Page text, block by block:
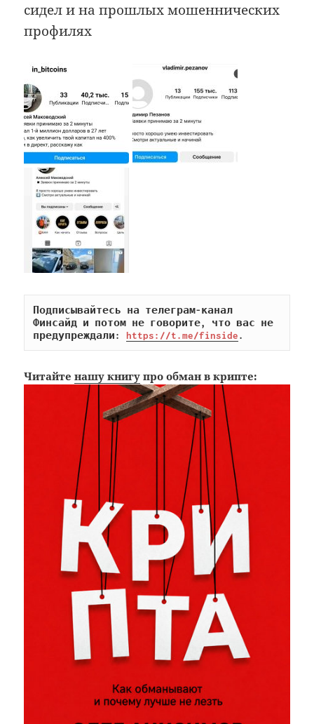
сидел и на прошлых мошеннических
профилях
Подписывайтесь на телеграм-канал
Финсайд и потом не говорите, что вас не
предупреждали: https://t.me/finside.
Читайтенашу книгу про обман в крипте: